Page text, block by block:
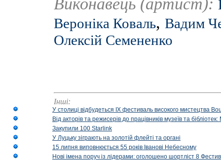
Виконавець (артист):
Вероніка Коваль, Вадим
Олексій Семененко
Інші:
У столиці відбудеться IX фестиваль високого мистецтва
Від акторів та режисерів до працівників музеїв та
Закупили 100 Starlink
У Луцьку зіграють на золотій флейті та органі
15 липня виповнюється 55 років Іванові Небесному
Нові імена поруч із лідерами: оголошено шортліст 8